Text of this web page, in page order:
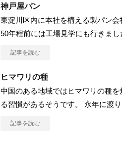
神戸屋パン
東淀川区内に本社を構える製パン会
50年程前には工場見学にも行きまし
記事を読む
ヒマワリの種
中国のある地域ではヒマワリの種
る習慣があるそうです。 永年に渡
記事を読む